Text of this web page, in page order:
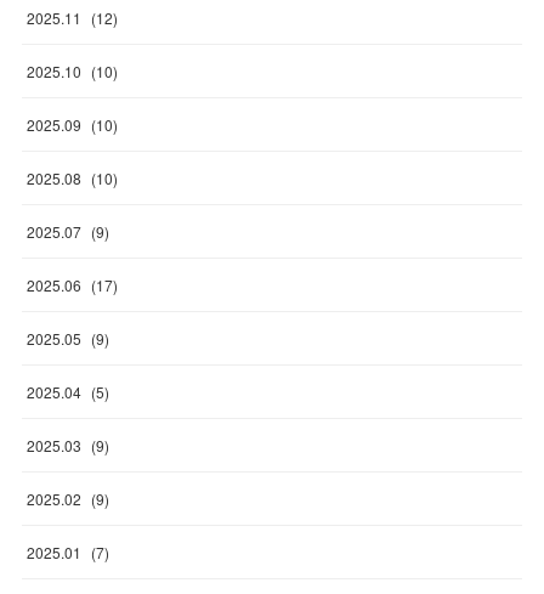
2025.11 (12)
2025.10 (10)
2025.09 (10)
2025.08 (10)
2025.07 (9)
2025.06 (17)
2025.05 (9)
2025.04 (5)
2025.03 (9)
2025.02 (9)
2025.01 (7)